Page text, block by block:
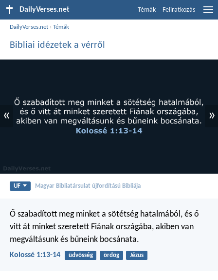
DailyVerses.net Témák Feliratkozás
DailyVerses.net ›Témák
Bibliai idézetek a vérről
« »
UF Magyar Bibliatársulat újfordítású Bibliája
Ő szabadított meg minket a sötétség hatalmából, és ő
vitt át minket szeretett Fiának országába, akiben van
megváltásunk és bűneink bocsánata.
Kolossé 1:13-14 üdvösség ördög Jézus